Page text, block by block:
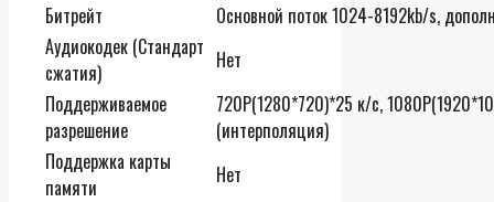
Битрейт
Основной поток 1024-8192kb/s,
Аудиокодек (Стандарт
сжатия)
Нет
Поддерживаемое
разрешение
720P(1280*720)*25 к/с,
(интерполяция)
Поддержка карты
памяти
Нет